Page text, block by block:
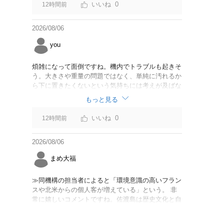
12時間前 0
2026/08/06
you
煩雑になって面倒ですね。機内でトラブルも起きそ
う。大きさや重量の問題ではなく、単純に汚れるか
ら下に置きたくないという気持ちには考えが及ばな
かったのでしょうかね。いっそ、荷物棚を撤去した
座席を作って、座席指定も荷物も含んだプランとす
べて無しで格安プランで分けてもらった方がシンプ
ルで分かりやすいかも。どんどん料金が細分化され
て面倒です。
もっと見る
12時間前 0
2026/08/06
まめ大福
≫同機構の担当者によると「環境意識の高いフラン
スや北米からの個人客が増えている」という。 非
常に嬉しいコメントですね。佐渡島は歴史文化と自